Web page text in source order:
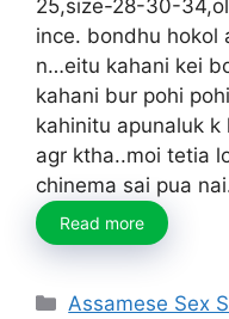
25,size-28-30-
ince. bondhu hokol
n…eitu kahani kei
kahani bur pohi
kahinitu apunaluk
agr ktha..moi tetia
chinema sai pua
Read more
Categories
Assamese Sex